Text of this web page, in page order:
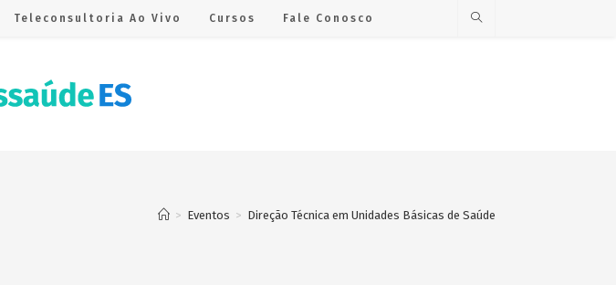
Teleconsultoria Ao Vivo Cursos Fale Conosco
> Eventos > Direção Técnica em Unidades Básicas de Saúde